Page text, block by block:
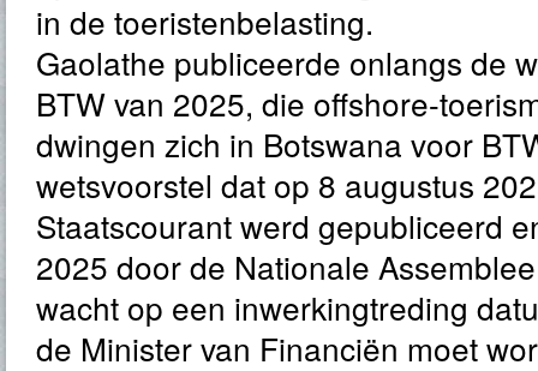
in de toeristenbelasting.
Gaolathe publiceerde onlangs de
BTW van 2025, die offshore-
dwingen zich in Botswana voor
wetsvoorstel dat op 8 augustus
Staatscourant werd gepubliceerd
2025 door de Nationale
wacht op een inwerkingtreding
de Minister van Financiën moet